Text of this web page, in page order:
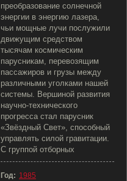
преобразование солнечной
энергии в энергию лазера,
чьи мощные лучи послужили
движущим средством
тысячам космическим
парусникам, перевозящим
пассажиров и грузы между
различными уголками нашей
системы. Вершиной развития
научно-технического
прогресса стал парусник
«Звёздный Свет», способный
управлять силой гравитации.
С группой отборных
Год: 1985